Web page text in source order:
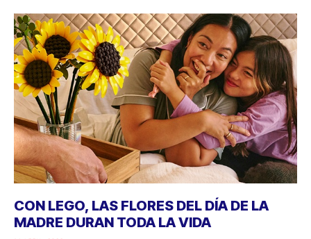
CON LEGO, LAS FLORES DEL DÍA DE LA
MADRE DURAN TODA LA VIDA